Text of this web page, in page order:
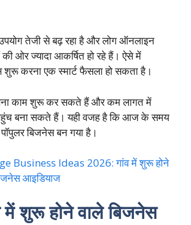
तेजी से बढ़ रहा है और लोग ऑनलाइन
ओर ज्यादा आकर्षित हो रहे हैं। ऐसे में
करना एक स्मार्ट फैसला हो सकता है।
काम शुरू कर सकते हैं और कम लागत में
बना सकते हैं। यही वजह है कि आज के समय
बिजनेस बन गया है।
Business Ideas 2026: गांव में शुरू होने
आइडियाज
शुरू होने वाले बिजनेस